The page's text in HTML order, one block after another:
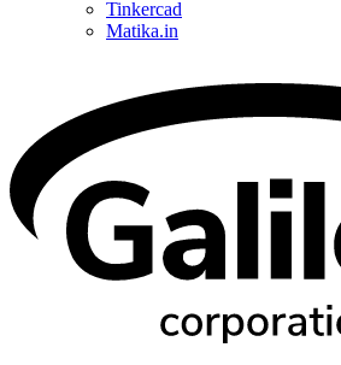
Tinkercad
Matika.in